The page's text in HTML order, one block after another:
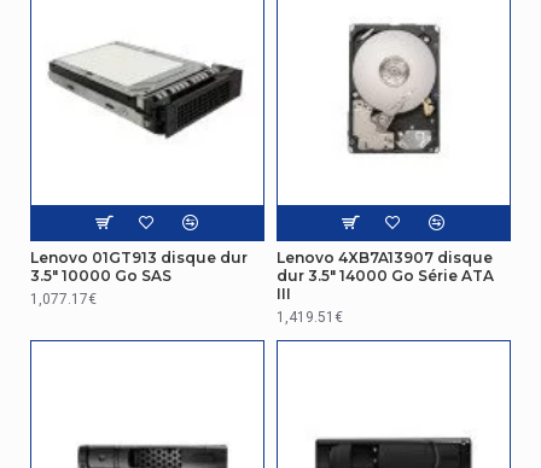
Lenovo 01GT913 disque dur
3.5" 10000 Go SAS
1,077.17€
Lenovo 4XB7A13907 disque
dur 3.5" 14000 Go Série ATA
III
1,419.51€